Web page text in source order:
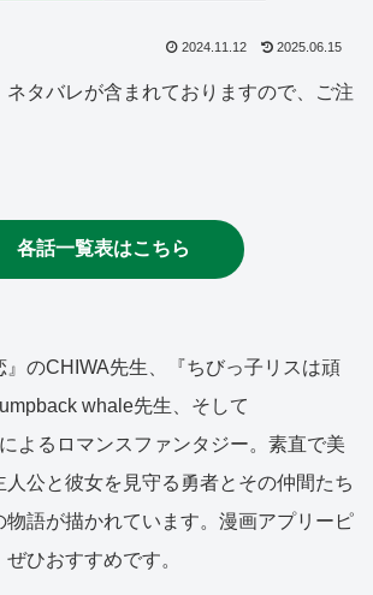
2024.11.12 2025.06.15
タバレが含まれておりますので、ご注
各話一覧表はこちら
』のCHIWA先生、『ちびっ子リスは頑
whale先生、そして
よるロマンスファンタジー。素直で美
人公と彼女を見守る勇者とその仲間たち
物語が描かれています。漫画アプリーピ
ひおすすめです。